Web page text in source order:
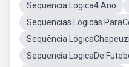
Sequencia Logica4 Ano
Sequencias Logicas
Sequência
Sequencia LogicaDe